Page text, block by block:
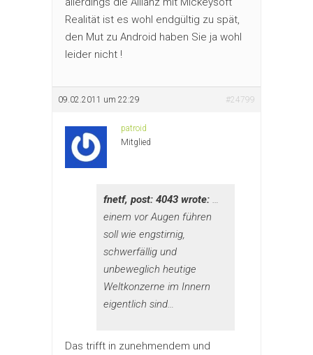
Realität ist es wohl endgültig zu spät,
den Mut zu Android haben Sie ja wohl
leider nicht !
09.02.2011 um 22:29 #24799
patroid
Mitglied
fnetf, post: 4043 wrote: …
einem vor Augen führen
soll wie engstirnig,
schwerfällig und
unbeweglich heutige
Weltkonzerne im Innern
eigentlich sind…
Das trifft in zunehmendem und